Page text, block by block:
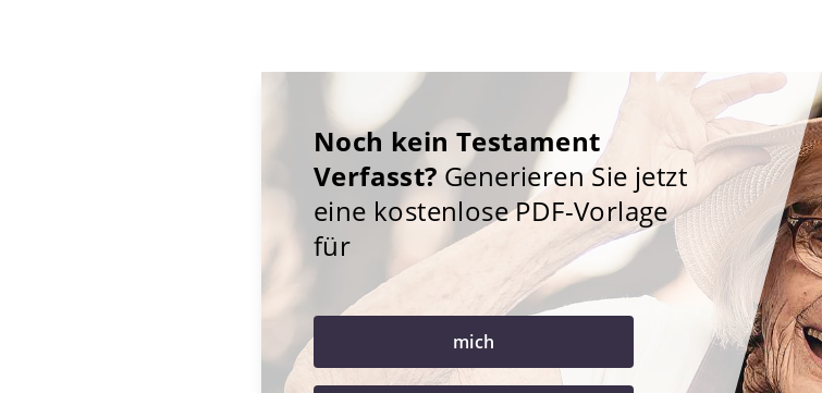
Noch kein Testament
Verfasst? Generieren Sie jetzt
eine kostenlose PDF-Vorlage
für
mich